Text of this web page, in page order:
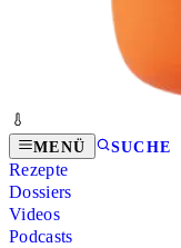
MENÜ SUCHE
Rezepte
Dossiers
Videos
Podcasts